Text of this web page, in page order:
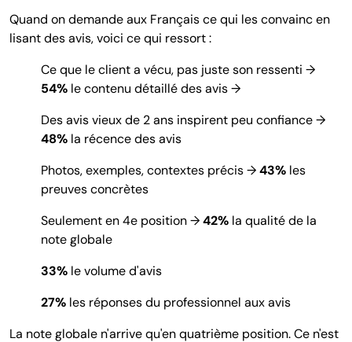
Quand on demande aux Français ce qui les convainc en
lisant des avis, voici ce qui ressort :
Ce que le client a vécu, pas juste son ressenti →
54% le contenu détaillé des avis →
Des avis vieux de 2 ans inspirent peu confiance→
48% la récence des avis
Photos, exemples, contextes précis→43% les
preuves concrètes
Seulement en 4e position→42% la qualité de la
note globale
33% le volume d'avis
27% les réponses du professionnel aux avis
La note globale n'arrive qu'en quatrième position. Ce n'est